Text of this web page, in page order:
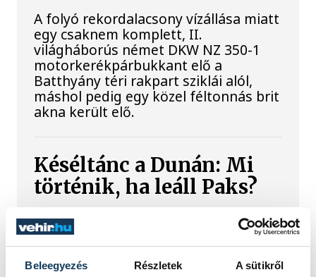
Beleegyezés Részletek A sütikről
A folyó rekordalacsony vízállása miatt
egy csaknem komplett, II.
világháborús német DKW NZ 350-1
motorkerékpárbukkant elő a
Batthyány téri rakpart sziklái alól,
máshol pedig egy közel féltonnás brit
akna került elő.
Késéltánc a Dunán: Mi
történik, ha leáll Paks?
Mártha Imre, az MVM Zrt. egykori
vezérigazgatója ATV-n Rónai Egonnak
Atomerőmű előtt álló példátlan